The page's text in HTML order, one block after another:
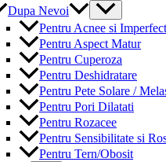
Dupa Nevoi
Menu
Toggle
Pentru Acnee si
Pentru Aspect Matur
Pentru Cuperoza
Pentru Deshidratare
Pentru Pete Solare /
Pentru Pori Dilatati
Pentru Rozacee
Pentru Sensibilitate si
Pentru Tern/Obosit